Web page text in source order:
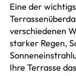
Eine der
verschiedenen
starker Regen,
Ihre Terrasse